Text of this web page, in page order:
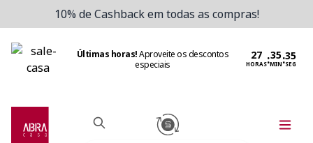
10% de Cashback em todas as compras!
Últimas horas!Aproveite os descontos
especiais
HORAS:MIN:SEG